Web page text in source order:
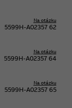
Na otázku
5599H-A02357 62
Na otázku
5599H-A02357 64
Na otázku
5599H-A02357 65